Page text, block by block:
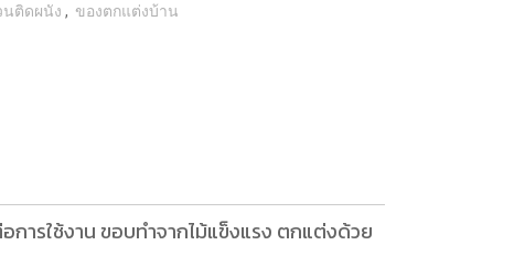
ติดผนัง , ของตกแต่งบ้าน
ารใช้งาน ขอบทำจากไม้แข็งแรง ตกแต่งด้วย